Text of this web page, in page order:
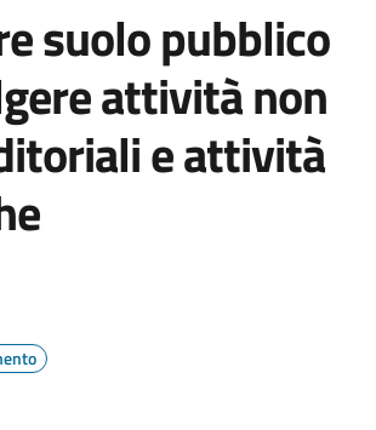
suolo pubblico
attività non
e attività